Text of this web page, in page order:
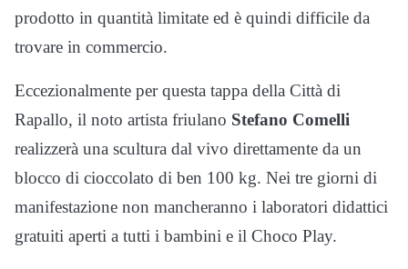
prodotto in quantità limitate ed è quindi difficile da
trovare in commercio.
Eccezionalmente per questa tappa della Città di
Rapallo, il noto artista friulano Stefano Comelli
realizzerà una scultura dal vivo direttamente da un
blocco di cioccolato di ben 100 kg. Nei tre giorni di
manifestazione non mancheranno i laboratori didattici
gratuiti aperti a tutti i bambini e il Choco Play.